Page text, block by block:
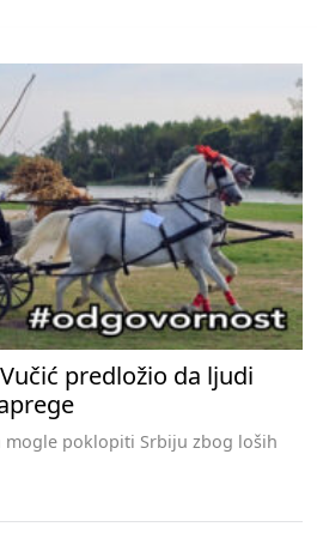
predložio da ljudi
mogle poklopiti Srbiju zbog loših